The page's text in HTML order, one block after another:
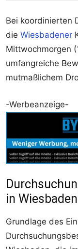
Bei koordinierten
die Wiesbadener
Mittwochmorgen
umfangreiche
mutmaßlichem
-Werbeanzeige-
in Wiesbaden
Grundlage des